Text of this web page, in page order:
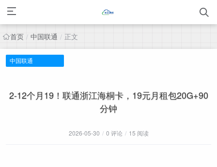
首页 / 中国联通 / 正文
中国联通
2-12个月19！联通浙江海桐卡，19元月租包20G+90
分钟
2026-05-30 / 0 评论 / 15 阅读